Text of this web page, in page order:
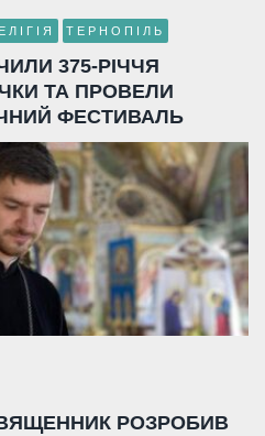
ТЕРНОПІЛЬ
375-РІЧЧЯ
ТА ПРОВЕЛИ
ФЕСТИВАЛЬ
РОЗРОБИВ